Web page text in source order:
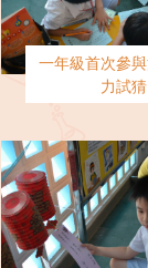
一年級首次參
力試猜